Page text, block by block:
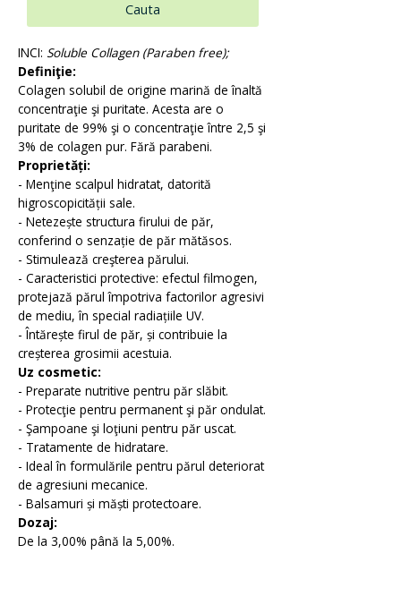
Compozitii de parfumare
Arome alimentare
Emolienti
Filtre UV
Coloranti
Conservanti
Cauta
INCI: Soluble Collagen (Paraben free);
Definiţie:
Colagen solubil de origine marină de înaltă
concentraţie şi puritate. Acesta are o
puritate de 99% şi o concentraţie între 2,5 şi
3% de colagen pur. Fără parabeni.
Proprietăți:
- Menţine scalpul hidratat, datorită
higroscopicității sale.
- Netezește structura firului de păr,
conferind o senzație de păr mătăsos.
- Stimulează creşterea părului.
- Caracteristici protective: efectul filmogen,
protejază părul împotriva factorilor agresivi
de mediu, în special radiațiile UV.
- Întărește firul de păr, și contribuie la
creșterea grosimii acestuia.
Uz cosmetic:
- Preparate nutritive pentru păr slăbit.
- Protecţie pentru permanent şi păr ondulat.
- Şampoane şi loţiuni pentru păr uscat.
- Tratamente de hidratare.
- Ideal în formulările pentru părul deteriorat
de agresiuni mecanice.
- Balsamuri și măști protectoare.
Dozaj:
De la 3,00% până la 5,00%.